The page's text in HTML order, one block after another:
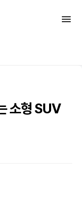
소형 SUV